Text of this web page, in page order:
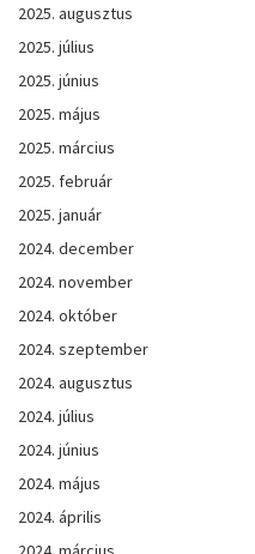
2025. augusztus
2025. július
2025. június
2025. május
2025. március
2025. február
2025. január
2024. december
2024. november
2024. október
2024. szeptember
2024. augusztus
2024. július
2024. június
2024. május
2024. április